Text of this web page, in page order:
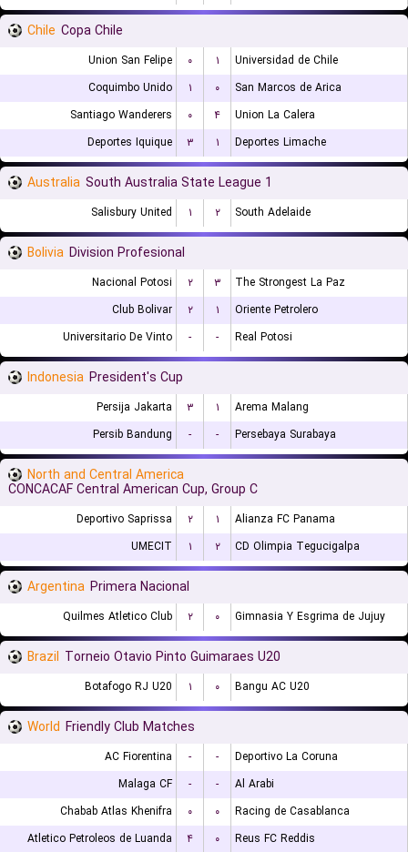
Chile Copa Chile
Union San Felipe ۰ ۱
Universidad de Chile
Coquimbo Unido
۱ ۰
San Marcos de Arica
Santiago Wanderers
۰ ۴
Union La Calera
Deportes Iquique
۳ ۱ Deportes Limache
Australia South Australia State League 1
Salisbury United ۱ ۲ South Adelaide
Bolivia Division Profesional
Nacional Potosi ۲ ۳
The Strongest La Paz
Club Bolivar
۲ ۱
Oriente Petrolero
Universitario De Vinto
- - Real Potosi
Indonesia President's Cup
Persija Jakarta ۳ ۱
Arema Malang
Persib Bandung
- - Persebaya Surabaya
North and Central America
CONCACAF Central American Cup, Group C
Deportivo Saprissa ۲ ۱
Alianza FC Panama
UMECIT
۱ ۲ CD Olimpia Tegucigalpa
Argentina Primera Nacional
Quilmes Atletico Club ۲ ۰ Gimnasia Y Esgrima de Jujuy
Brazil Torneio Otavio Pinto Guimaraes U20
Botafogo RJ U20 ۱ ۰ Bangu AC U20
World Friendly Club Matches
AC Fiorentina - -
Deportivo La Coruna
Malaga CF
- -
Al Arabi
Chabab Atlas Khenifra
۰ ۰
Racing de Casablanca
Atletico Petroleos de Luanda
۴ ۰ Reus FC Reddis